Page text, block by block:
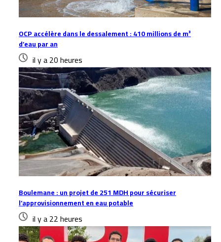
OCP accélère dans le dessalement : 410 millions de m³
d’eau par an
il y a 20 heures
Boulemane : un projet de 251 MDH pour sécuriser
l’approvisionnement en eau potable
il y a 22 heures